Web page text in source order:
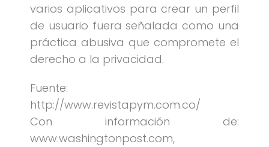
varios aplicativos para crear un perfil
de usuario fuera señalada como una
práctica abusiva que compromete el
derecho a la privacidad.
Fuente:
http://www.revistapym.com.co/
Con información de:
www.washingtonpost.com,